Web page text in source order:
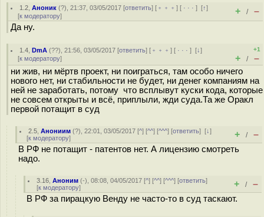
1.2 ,Аноник (?), 21:37, 03/05/2017 [ответить] [ ﹢﹢﹢] [ · · ·][↑]
[к модератору] + / –
Да ну.
1.4 ,DmA (??), 21:56, 03/05/2017 [ответить] [ ﹢﹢﹢] [ · · ·][↓]
[к модератору]
+1
+ / –
ни жив, ни мёртв проект, ни поиграться, там особо ничего
нового нет, ни стабильности не будет, ни денег компаниям на
ней не заработать, потому что всплывут куски кода, которые
не совсем открыты и всё, приплыли, жди суда.Та же Оракл
первой потащит в суд
2.5 ,Анониим (?), 22:01, 03/05/2017 [^] [^^] [^^^] [ответить][↓]
[к модератору] + / –
В РФ не потащит - патентов нет. А лицензию смотреть
надо.
3.16 ,Аноним (-), 08:08, 04/05/2017 [^] [^^] [^^^] [ответить]
[к модератору] + / –
В РФ за пирацкую Венду не часто-то в суд таскают.